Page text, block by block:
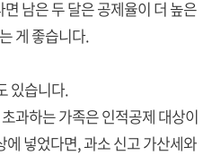
남은 두 달은 공제율이 더 높은
게 좋습니다.
있습니다.
과하는 가족은 인적공제 대상이
에 넣었다면, 과소 신고 가산세와